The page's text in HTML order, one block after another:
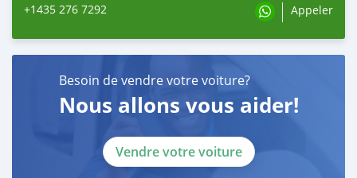
+1435 276 7292 Appeler
Besoin de vendre votre voiture?
Nous allons vous aider!
Vendre votre voiture